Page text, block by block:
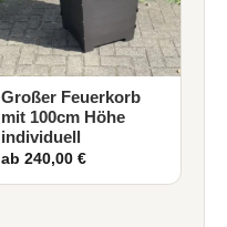
Großer Feuerkorb
mit 100cm Höhe
individuell
ab 240,00 €